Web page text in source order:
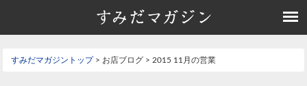
すみだマガジントップ> お店ブログ > 2015 11月の営業